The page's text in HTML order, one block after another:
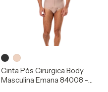
Cinta Pós Cirurgica Body
Masculina Emana 84008 -